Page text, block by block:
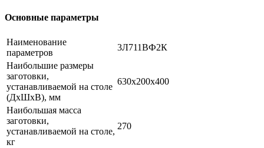
Основные параметры
Наименование
параметров
3Л711ВФ2К
Наибольшие размеры
заготовки,
устанавливаемой на столе
(ДхШхВ), мм
630х200х400
Наибольшая масса
заготовки,
устанавливаемой на столе,
кг
270